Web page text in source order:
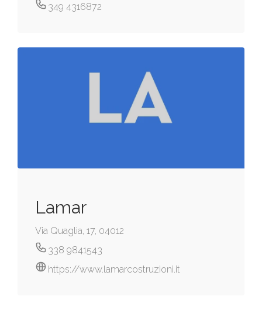
349 4316872
Lamar
Via Quaglia, 17, 04012
338 9841543
https://www.lamarcostruzioni.it